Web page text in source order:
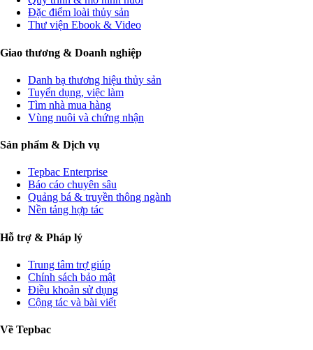
Đặc điểm loài thủy sản
Thư viện Ebook & Video
Giao thương & Doanh nghiệp
Danh bạ thương hiệu thủy sản
Tuyển dụng, việc làm
Tìm nhà mua hàng
Vùng nuôi và chứng nhận
Sản phẩm & Dịch vụ
Tepbac Enterprise
Báo cáo chuyên sâu
Quảng bá & truyền thông ngành
Nền tảng hợp tác
Hỗ trợ & Pháp lý
Trung tâm trợ giúp
Chính sách bảo mật
Điều khoản sử dụng
Cộng tác và bài viết
Về Tepbac